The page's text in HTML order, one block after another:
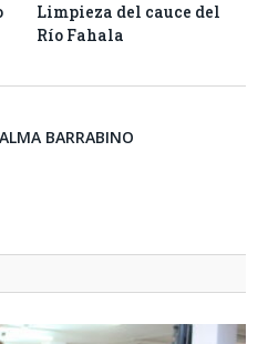
Limpieza del cauce del
Río Fahala
BARRABINO